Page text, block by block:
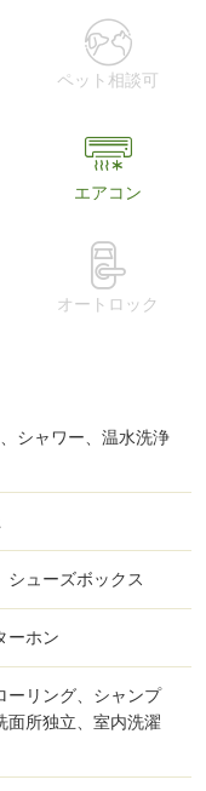
ペット相談可
エアコン
オートロック
シャワー、温水洗浄
シューズボックス
ーホン
ーリング、シャンプ
面所独立、室内洗濯